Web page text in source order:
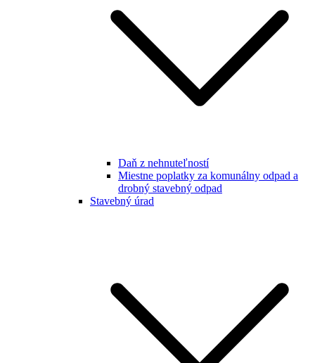
Daň z nehnuteľností
Miestne poplatky za komunálny odpad a
drobný stavebný odpad
Stavebný úrad